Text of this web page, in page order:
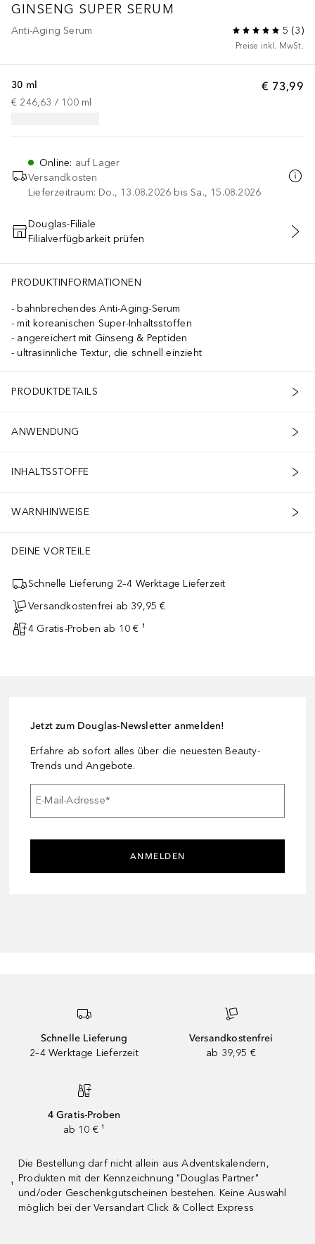
GINSENG SUPER SERUM
Anti-Aging Serum 5 (3)
Preise inkl. MwSt.
€ 73,99
30 ml
€ 246,63 / 100 ml
Online: auf Lager
Versandkosten
Lieferzeitraum: Do., 13.08.2026 bis Sa., 15.08.2026
IN DEN WARENKORB
Douglas-Filiale
Filialverfügbarkeit prüfen
PRODUKTINFORMATIONEN
bahnbrechendes Anti-Aging-Serum
mit koreanischen Super-Inhaltsstoffen
angereichert mit Ginseng & Peptiden
ultrasinnliche Textur, die schnell einzieht
PRODUKTDETAILS
ANWENDUNG
INHALTSSTOFFE
WARNHINWEISE
DEINE VORTEILE
Schnelle Lieferung 2–4 Werktage Lieferzeit
Versandkostenfrei ab 39,95 €
4 Gratis-Proben ab 10 € ¹
Jetzt zum Douglas-Newsletter anmelden!
Erfahre ab sofort alles über die neuesten Beauty-
Trends und Angebote.
E-Mail-Adresse*
ANMELDEN
Schnelle Lieferung
2–4 Werktage Lieferzeit
Versandkostenfrei
ab 39,95 €
4 Gratis-Proben
ab 10 € ¹
¹
Die Bestellung darf nicht allein aus Adventskalendern,
Produkten mit der Kennzeichnung "Douglas Partner"
und/oder Geschenkgutscheinen bestehen. Keine Auswahl
möglich bei der Versandart Click & Collect Express